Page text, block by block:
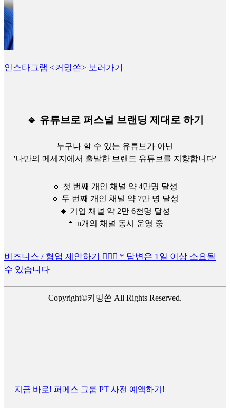
인스타그램 <커밍쏜> 보러가기
🔹 유튜브로 퍼스널 브랜딩 제대로 하기
누구나 할 수 있는 유튜브가 아닌
'나만의 메세지에서 출발한 브랜드 유튜브를 지향합니다'
🔹 첫 번째 개인 채널 약 4만명 달성
🔹 두 번째 개인 채널 약 7만 명 달성
🔹 기업 채널 약 2만 6천명 달성
🔹 n개의 채널 동시 운영 중
비즈니스 / 협업 제안하기 🙋🏻‍♂️ * 답변은 1일 이상 소요될
수 있습니다
Copyright©커밍쏜 All Rights Reserved.
지금 바로! 퍼메스 그룹 PT 사전 예액하기!